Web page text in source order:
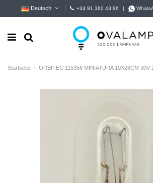
Deutsch +34 91 360 43 86
Startseite ORBITEC 115356 MINIATURA 10X28CM 30V